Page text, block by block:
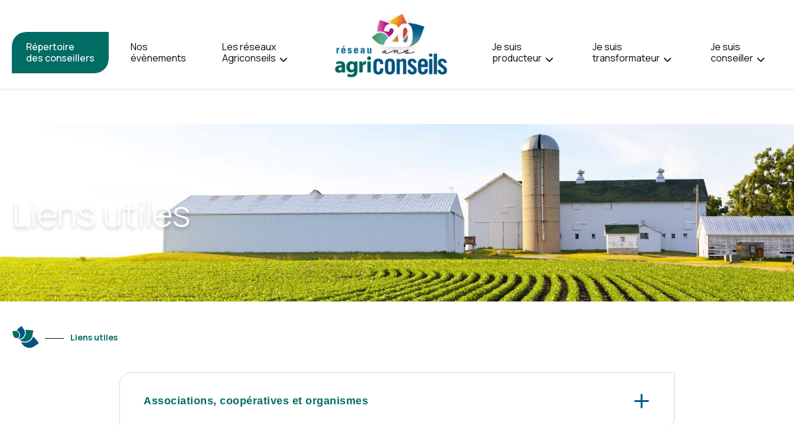
Répertoire
des conseillers
Nos
évènements
Les réseaux
Agriconseils
Je suis
producteur
Je suis
transformateur
Je suis
conseiller
ENGLISH.
Liens utiles
Liens utiles
Associations, coopératives et organismes